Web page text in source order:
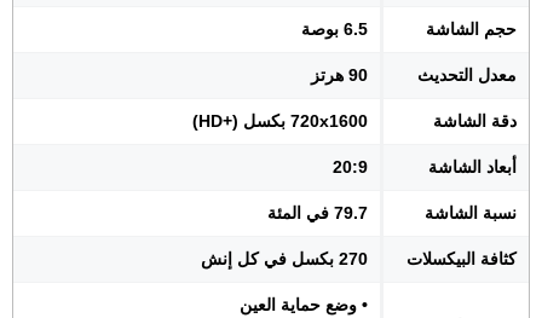
حجم الشاشة 6.5 بوصة
معدل التحديث 90 هرتز
دقة الشاشة 720x1600 بكسل (+HD)
أبعاد الشاشة 20:9
نسبة الشاشة 79.7 في المئة
كثافة البيكسلات 270 بكسل في كل إنش
• وضع حماية العين